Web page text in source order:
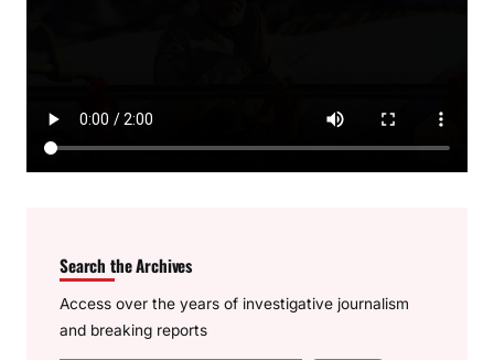
Search the Archives
Access over the years of investigative journalism
and breaking reports